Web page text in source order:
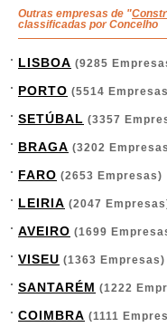
Outras empresas de "
classificadas por Concelho
LISBOA (9285
PORTO (5514
SETÚBAL (3357
BRAGA (3202
FARO (2653 Empresas)
LEIRIA (2047
AVEIRO (1699
VISEU (1363 Empresas)
SANTARÉM (1222
COIMBRA (1111